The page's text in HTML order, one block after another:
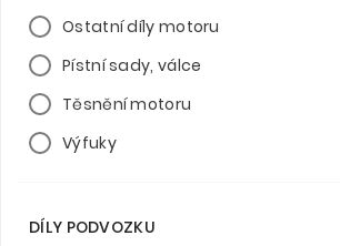
Ostatní díly motoru
Pístní sady, válce
Těsnění motoru
Výfuky
DÍLY PODVOZKU